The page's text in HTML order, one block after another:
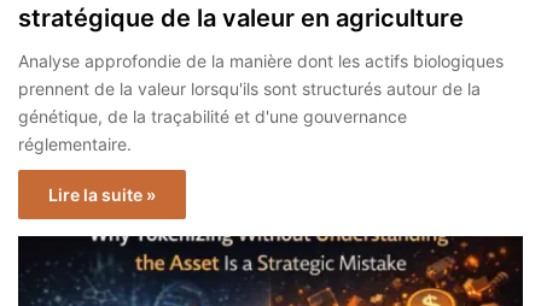
stratégique de la valeur en agriculture
Analyse approfondie de la manière dont les actifs biologiques
prennent de la valeur lorsqu'ils sont structurés autour de la
génétique, de la traçabilité et d'une gouvernance
réglementaire.
Lire la suite »